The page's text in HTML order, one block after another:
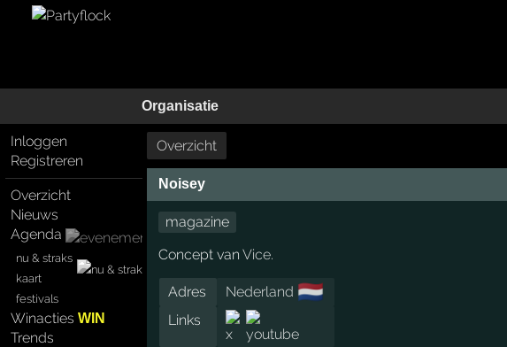
Organisatie
Inloggen
Registreren
Overzicht
Nieuws
Agenda
nu & straks
kaart
festivals
WinactiesWIN
Trends
Overzicht
Noisey
magazine
Concept van Vice.
Adres Nederland 🇳🇱
Links